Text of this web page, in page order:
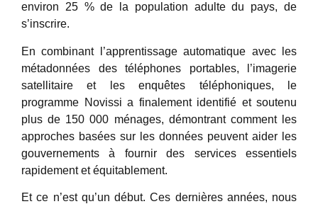
environ 25 % de la population adulte du pays, de
s’inscrire.
En combinant l’apprentissage automatique avec les
métadonnées des téléphones portables, l’imagerie
satellitaire et les enquêtes téléphoniques, le
programme Novissi a finalement identifié et soutenu
plus de 150 000 ménages, démontrant comment les
approches basées sur les données peuvent aider les
gouvernements à fournir des services essentiels
rapidement et équitablement.
Et ce n’est qu’un début. Ces dernières années, nous